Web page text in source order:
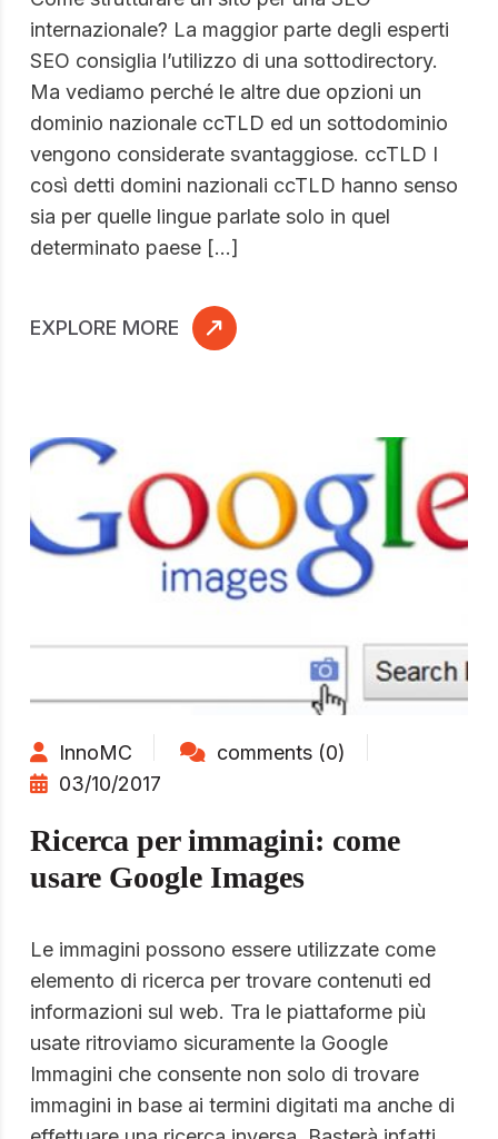
internazionale? La maggior parte degli esperti
SEO consiglia l’utilizzo di una sottodirectory.
Ma vediamo perché le altre due opzioni un
dominio nazionale ccTLD ed un sottodominio
vengono considerate svantaggiose. ccTLD I
così detti domini nazionali ccTLD hanno senso
sia per quelle lingue parlate solo in quel
determinato paese […]
EXPLORE MORE
InnoMC
comments (0)
03/10/2017
Ricerca per immagini: come
usare Google Images
Le immagini possono essere utilizzate come
elemento di ricerca per trovare contenuti ed
informazioni sul web. Tra le piattaforme più
usate ritroviamo sicuramente la Google
Immagini che consente non solo di trovare
immagini in base ai termini digitati ma anche di